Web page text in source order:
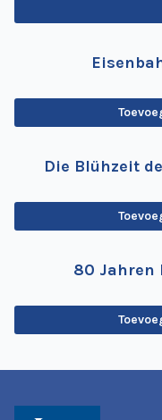
Die Blühzeit
80 Jahren